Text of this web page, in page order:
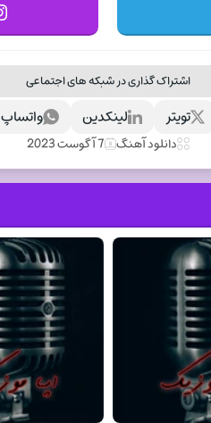
اشتراک گذاری در شبکه های اجتماعی
واتساپ لینکدین تویتر
دانلود آهنگ 7 آگوست 2023